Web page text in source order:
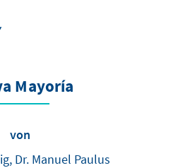
Mayoría
von
Dr. Manuel Paulus